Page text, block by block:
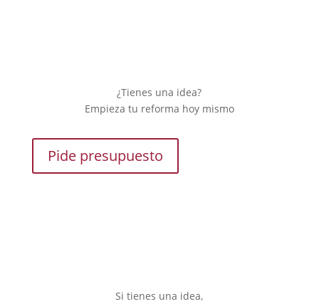
¿Tienes una idea?
Empieza tu reforma hoy mismo
Pide presupuesto
Si tienes una idea,